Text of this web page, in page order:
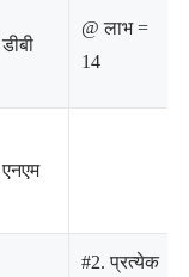
डीबी
@ लाभ =
14
एनएम
#2. प्रत्येक